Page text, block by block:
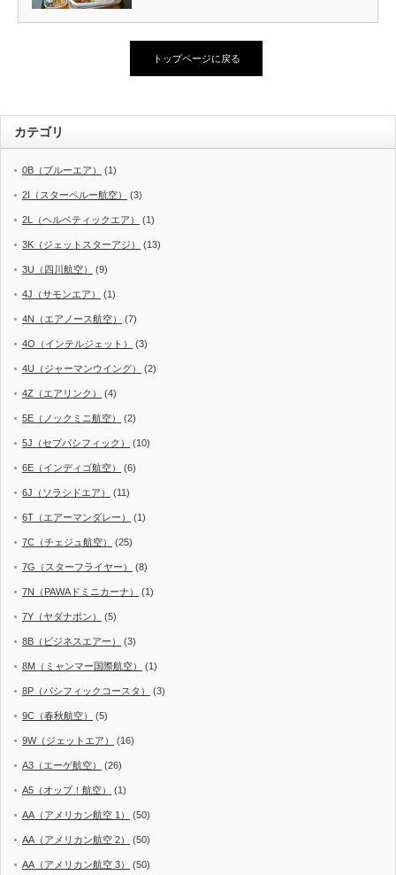
トップページに戻る
カテゴリ
0B（ブルーエア） (1)
2I（スターペルー航空） (3)
2L（ヘルベティックエア） (1)
3K（ジェットスターアジ） (13)
3U（四川航空） (9)
4J（サモンエア） (1)
4N（エアノース航空） (7)
4O（インテルジェット） (3)
4U（ジャーマンウイング） (2)
4Z（エアリンク） (4)
5E（ノックミニ航空） (2)
5J（セブパシフィック） (10)
6E（インディゴ航空） (6)
6J（ソラシドエア） (11)
6T（エアーマンダレー） (1)
7C（チェジュ航空） (25)
7G（スターフライヤー） (8)
7N（PAWAドミニカーナ） (1)
7Y（ヤダナポン） (5)
8B（ビジネスエアー） (3)
8M（ミャンマー国際航空） (1)
8P（パシフィックコースタ） (3)
9C（春秋航空） (5)
9W（ジェットエア） (16)
A3（エーゲ航空） (26)
A5（オップ！航空） (1)
AA（アメリカン航空 1） (50)
AA（アメリカン航空 2） (50)
AA（アメリカン航空 3） (50)